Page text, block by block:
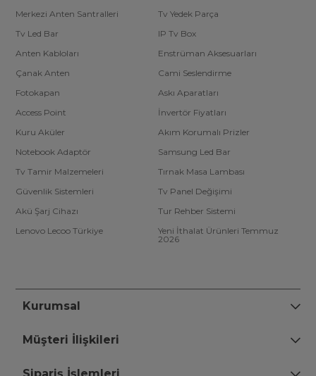
Merkezi Anten Santralleri
Tv Yedek Parça
Tv Led Bar
IP Tv Box
Anten Kabloları
Enstrüman Aksesuarları
Çanak Anten
Cami Seslendirme
Fotokapan
Askı Aparatları
Access Point
İnvertör Fiyatları
Kuru Aküler
Akım Korumalı Prizler
Notebook Adaptör
Samsung Led Bar
Tv Tamir Malzemeleri
Tırnak Masa Lambası
Güvenlik Sistemleri
Tv Panel Değişimi
Akü Şarj Cihazı
Tur Rehber Sistemi
Lenovo Lecoo Türkiye
Yeni İthalat Ürünleri Temmuz
2026
Kurumsal
Müşteri İlişkileri